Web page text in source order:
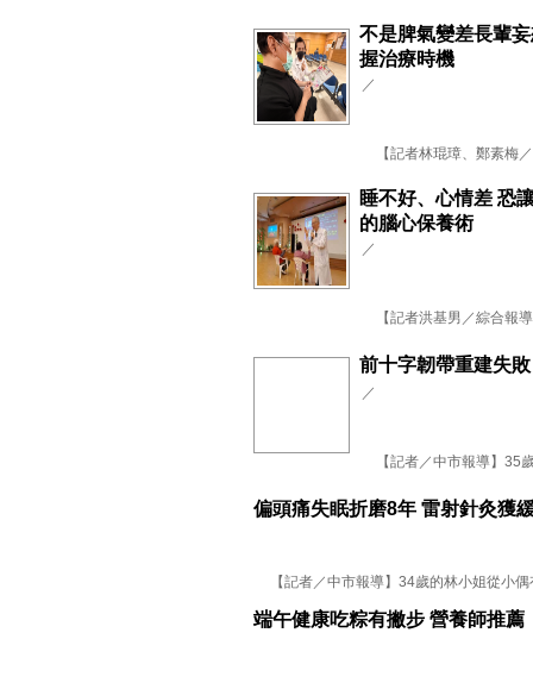
不是脾氣變差長輩
握治療時機
／
【記者林琨璋、鄭素梅
睡不好、心情差 恐
的腦心保養術
／
【記者洪基男／綜合報
前十字韌帶重建失
／
【記者／中市報導】35
偏頭痛失眠折磨8年 雷射針灸獲
【記者／中市報導】34歲的林小姐從小偶
端午健康吃粽有撇步 營養師推